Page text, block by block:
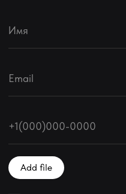
Имя
Email
+1(000)000-0000
Add file